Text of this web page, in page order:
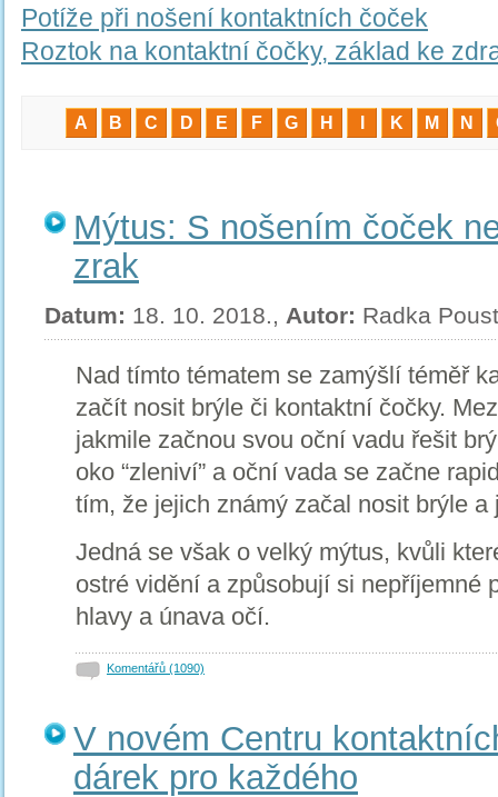
Potíže při nošení kontaktních čoček
Roztok na kontaktní čočky, základ ke
A B C D E F G H K M N
Mýtus: S nošením čoček
zrak
Datum: 18. 10. 2018., Autor: Radka
Nad tímto tématem se zamýšlí téměř
začít nosit brýle či kontaktní čočky.
jakmile začnou svou oční vadu řešit
oko “zleniví” a oční vada se začne
tím, že jejich známý začal nosit brýle
Jedná se však o velký mýtus, kvůli
ostré vidění a způsobují si nepříjemné
hlavy a únava očí.
Komentářů (1090)
V novém Centru
dárek pro každého